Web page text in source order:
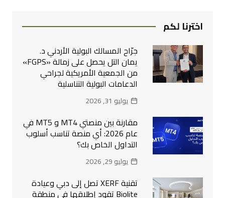
اخترنا لكم
جرّاح المسالك البولية الأردني د.
يمان التل يحصل على زمالة «FGPS»
من الجمعية الأمريكية لجراحي
الدعامات البولية التناسلية
يوليو 31, 2026
مقارنة بين منصتي MT4 و MT5 في
عام 2026: أي منصة تناسب أسلوب
التداول الخاص بك؟
يوليو 29, 2026
تقنية XERF تصل إلى دبي وعيادة
Biolite تقود إطلاقها في منطقة